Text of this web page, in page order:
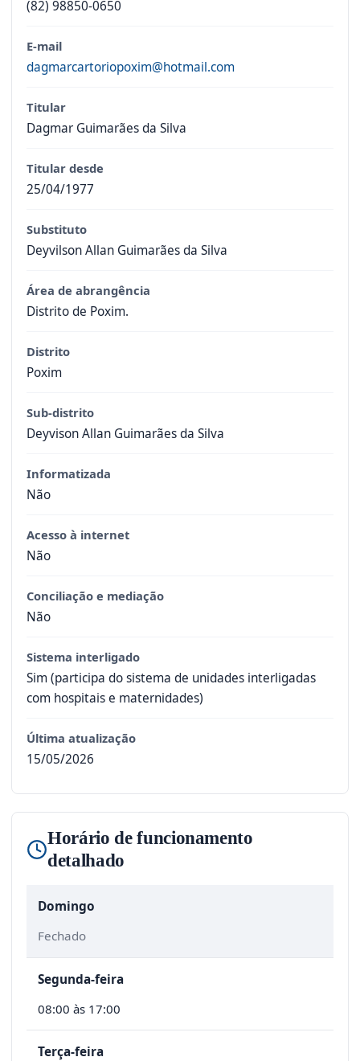
(82) 98850-0650
E-mail
dagmarcartoriopoxim@hotmail.com
Titular
Dagmar Guimarães da Silva
Titular desde
25/04/1977
Substituto
Deyvilson Allan Guimarães da Silva
Área de abrangência
Distrito de Poxim.
Distrito
Poxim
Sub-distrito
Deyvison Allan Guimarães da Silva
Informatizada
Não
Acesso à internet
Não
Conciliação e mediação
Não
Sistema interligado
Sim (participa do sistema de unidades interligadas
com hospitais e maternidades)
Última atualização
15/05/2026
Horário de funcionamento
detalhado
Domingo
Fechado
Segunda-feira
08:00 às 17:00
Terça-feira